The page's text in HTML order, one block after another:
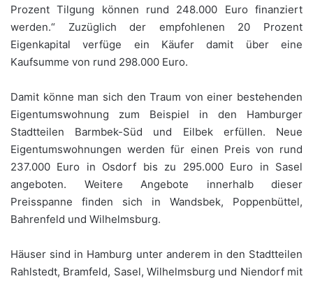
Prozent Tilgung können rund 248.000 Euro finanziert
werden.“ Zuzüglich der empfohlenen 20 Prozent
Eigenkapital verfüge ein Käufer damit über eine
Kaufsumme von rund 298.000 Euro.
Damit könne man sich den Traum von einer bestehenden
Eigentumswohnung zum Beispiel in den Hamburger
Stadtteilen Barmbek-Süd und Eilbek erfüllen. Neue
Eigentumswohnungen werden für einen Preis von rund
237.000 Euro in Osdorf bis zu 295.000 Euro in Sasel
angeboten. Weitere Angebote innerhalb dieser
Preisspanne finden sich in Wandsbek, Poppenbüttel,
Bahrenfeld und Wilhelmsburg.
Häuser sind in Hamburg unter anderem in den Stadtteilen
Rahlstedt, Bramfeld, Sasel, Wilhelmsburg und Niendorf mit